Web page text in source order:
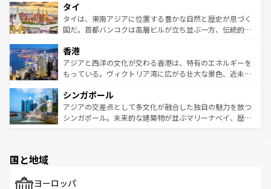
リティに包まれながら、韓国の多彩な魅力を心ゆくまで味
わってみてほしい。 なお、新着の韓国情報はコンテンツ一
覧を参照してほしい。
急速な発展と共に伝統が息づく。ハノイの古い町並みやホ
ーチミン市のフランス統治時代の建物も、独特の雰囲気を
醸し出している。また、バラエティの豊かさとおいしさで
とつ。フォーやバインミー、ベトナムコーヒーなどは、ぜ
ひ現地で味わいたい。どの地域を訪れてもあたたかい人々
が旅行者を迎えてくれるので、きっと忘れられない旅にな
参照してほしい。
タイ
タイは、東南アジアに位置する豊かな自然と歴史が息づく
国だ。首都バンコクは高層ビルが立ち並ぶ一方、伝統的な
の活気が交差している。北部ではチェンマイなどの山岳地
帯で自然と触れ合い、南部ではプーケットやクラビの美し
いビーチでリゾート気分を楽しむことができる。タイ料理
激する。気候は一年中温暖で、どの季節にも異なる楽しみ
が待っている。親しみやすいタイの人々、仏教を中心とし
た文化、そして多様な観光資源が、訪れる旅人を魅了し続
香港
アジアと西洋の文化が交わる香港は、特有のエネルギーを
もっている。ヴィクトリア湾に広がる壮大な景色、近未来
み、どこを訪れても感動するはず。観光スポットが密集し
ており、効率よく見どころを回れるのも魅力。息をのむよ
うな絶景から文化的な体験まで、香港を存分に楽しみ尽く
シンガポール
アジアの交差点として多文化が融合した独自の魅力を放つ
シンガポール。未来的な建築物が並ぶマリーナベイ、歴史
で、ホーカーズは地元の風情を楽しめる外せないスポット
国と地域
ヨーロッパ